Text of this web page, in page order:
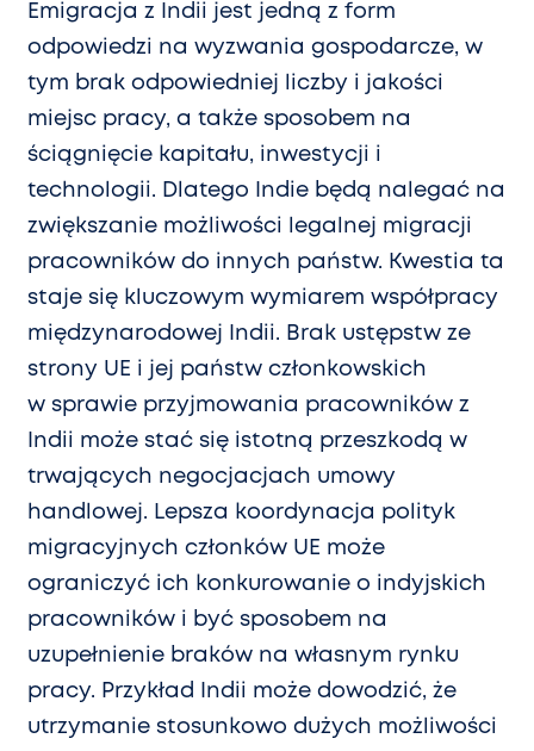
Emigracja z Indii jest jedną z form
odpowiedzi na wyzwania gospodarcze, w
tym brak odpowiedniej liczby i jakości
miejsc pracy, a także sposobem na
ściągnięcie kapitału, inwestycji i
technologii. Dlatego Indie będą nalegać na
zwiększanie możliwości legalnej migracji
pracowników do innych państw. Kwestia ta
staje się kluczowym wymiarem współpracy
międzynarodowej Indii. Brak ustępstw ze
strony UE i jej państw członkowskich
w sprawie przyjmowania pracowników z
Indii może stać się istotną przeszkodą w
trwających negocjacjach umowy
handlowej. Lepsza koordynacja polityk
migracyjnych członków UE może
ograniczyć ich konkurowanie o indyjskich
pracowników i być sposobem na
uzupełnienie braków na własnym rynku
pracy. Przykład Indii może dowodzić, że
utrzymanie stosunkowo dużych możliwości